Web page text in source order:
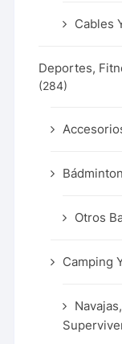
Cables
Deportes,
(284)
Bádminton
Otros
Camping